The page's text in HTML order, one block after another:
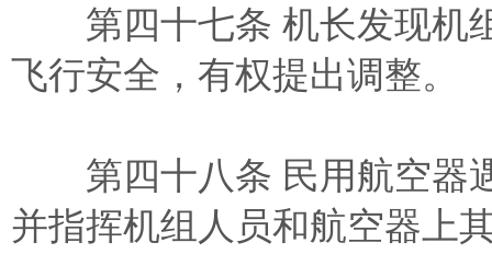
第四十七条 机长发现机
飞行安全，有权提出调整。
第四十八条 民用航空器
并指挥机组人员和航空器上